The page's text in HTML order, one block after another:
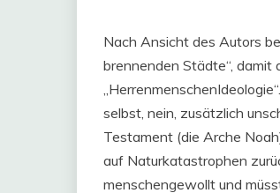
Nach Ansicht des Autors
brennenden Städte“, damit
selbst, nein, zusätzlich
Testament (die Arche
auf Naturkatastrophen
menschengewollt und